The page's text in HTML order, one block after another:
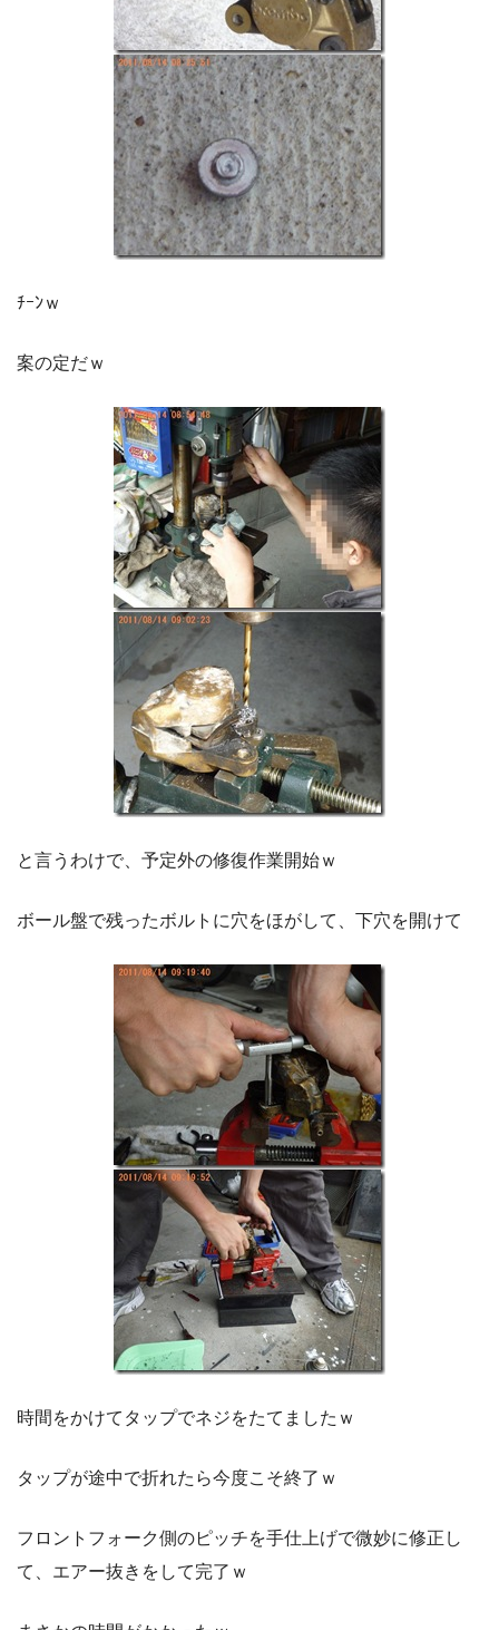
ﾁｰﾝｗ
案の定だｗ
と言うわけで、予定外の修復作業開始ｗ
ボール盤で残ったボルトに穴をほがして、下穴を開けて
時間をかけてタップでネジをたてましたｗ
タップが途中で折れたら今度こそ終了ｗ
フロントフォーク側のピッチを手仕上げで微妙に修正し
て、エアー抜きをして完了ｗ